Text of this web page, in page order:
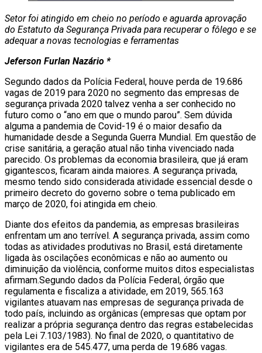
Setor foi atingido em cheio no período e aguarda aprovação
do Estatuto da Segurança Privada para recuperar o fôlego e se
adequar a novas tecnologias e ferramentas
Jeferson Furlan Nazário *
Segundo dados da Polícia Federal, houve perda de 19.686
vagas de 2019 para 2020 no segmento das empresas de
segurança privada 2020 talvez venha a ser conhecido no
futuro como o “ano em que o mundo parou”. Sem dúvida
alguma a pandemia de Covid-19 é o maior desafio da
humanidade desde a Segunda Guerra Mundial. Em questão de
crise sanitária, a geração atual não tinha vivenciado nada
parecido. Os problemas da economia brasileira, que já eram
gigantescos, ficaram ainda maiores. A segurança privada,
mesmo tendo sido considerada atividade essencial desde o
primeiro decreto do governo sobre o tema publicado em
março de 2020, foi atingida em cheio.
Diante dos efeitos da pandemia, as empresas brasileiras
enfrentam um ano terrível. A segurança privada, assim como
todas as atividades produtivas no Brasil, está diretamente
ligada às oscilações econômicas e não ao aumento ou
diminuição da violência, conforme muitos ditos especialistas
afirmam.Segundo dados da Polícia Federal, órgão que
regulamenta e fiscaliza a atividade, em 2019, 565.163
vigilantes atuavam nas empresas de segurança privada de
todo país, incluindo as orgânicas (empresas que optam por
realizar a própria segurança dentro das regras estabelecidas
pela Lei 7.103/1983). No final de 2020, o quantitativo de
vigilantes era de 545.477, uma perda de 19.686 vagas.